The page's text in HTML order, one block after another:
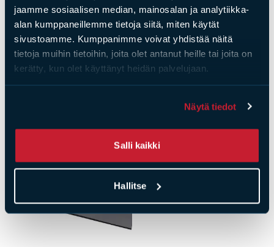
jaamme sosiaalisen median, mainosalan ja analytiikka-
alan kumppaneillemme tietoja siitä, miten käytät
sivustoamme. Kumppanimme voivat yhdistää näitä
tietoja muihin tietoihin, joita olet antanut heille tai joita on
kerätty, kun olet käyttänyt heidän palvelujaan.
Näytä tiedot
Salli kaikki
Hallitse
Tulisijatarvikkeet
Liesitaso 4A,
emaloitu kehys
Hinta690,00€
Tulisijatarvikkeet
Keraaminen liesitaso
kehyksellä 3A
Hinta659,00€